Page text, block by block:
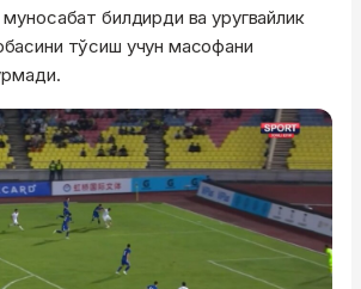
билдирди ва уругвайлик
тўсиш учун масофани